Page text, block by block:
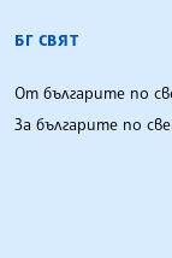
БГ СВЯТ
От българите по
За българите по